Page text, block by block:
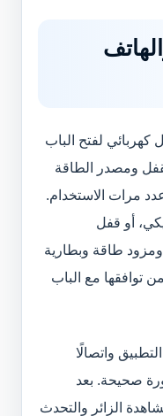
كهربائي لفتح الباب
ومصدر الطاقة
مرات الاستخدام.
أو قفل
طاقة وبطارية
من توافقها مع الباب
واتصالًا
صحيحة. بعد
الزائر والتحدث